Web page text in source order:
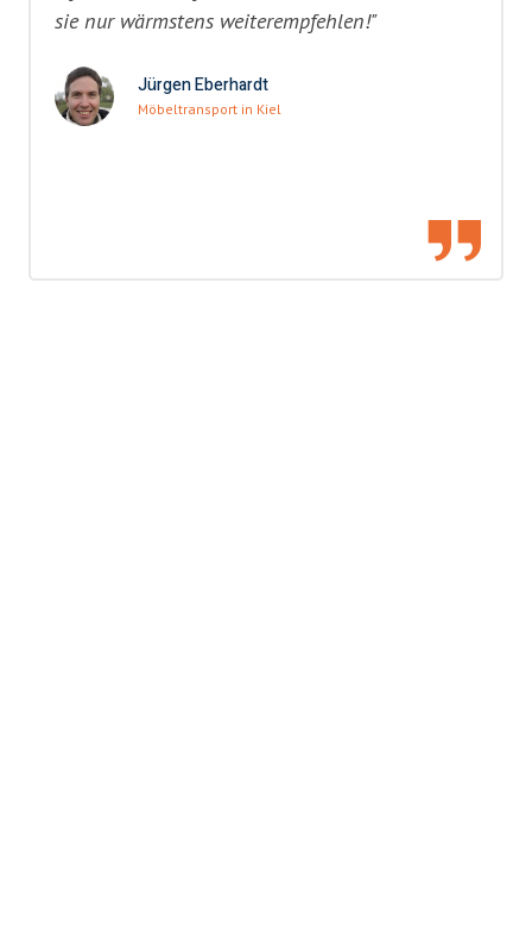
sie nur wärmstens weiterempfehlen!"
Jürgen Eberhardt
Möbeltransport in Kiel